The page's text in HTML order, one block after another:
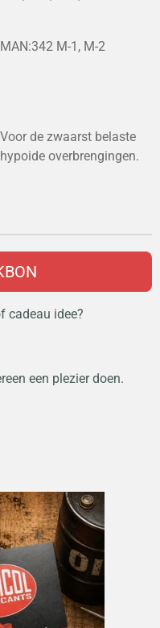
MAN:342 M-1, M-2
Voor de zwaarst belaste
hypoide overbrengingen.
cadeau idee?
een plezier doen.